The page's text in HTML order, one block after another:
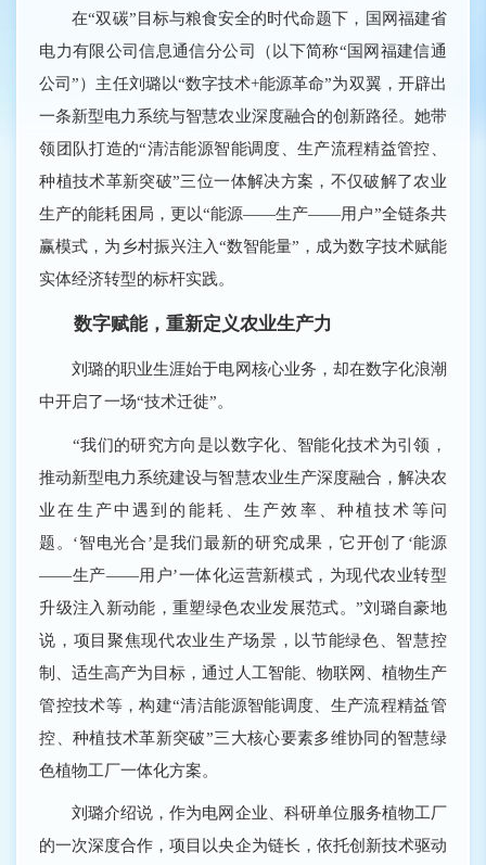
在“双碳”目标与粮食安全的时代命题下，国网福建省
电力有限公司信息通信分公司（以下简称“国网福建信通
公司”）主任刘璐以“数字技术+能源革命”为双翼，开辟出
一条新型电力系统与智慧农业深度融合的创新路径。她带
领团队打造的“清洁能源智能调度、生产流程精益管控、
种植技术革新突破”三位一体解决方案，不仅破解了农业
生产的能耗困局，更以“能源——生产——用户”全链条共
赢模式，为乡村振兴注入“数智能量”，成为数字技术赋能
实体经济转型的标杆实践。
数字赋能，重新定义农业生产力
刘璐的职业生涯始于电网核心业务，却在数字化浪潮
中开启了一场“技术迁徙”。
“我们的研究方向是以数字化、智能化技术为引领，
推动新型电力系统建设与智慧农业生产深度融合，解决农
业在生产中遇到的能耗、生产效率、种植技术等问
题。‘智电光合’是我们最新的研究成果，它开创了‘能源
——生产——用户’一体化运营新模式，为现代农业转型
升级注入新动能，重塑绿色农业发展范式。”刘璐自豪地
说，项目聚焦现代农业生产场景，以节能绿色、智慧控
制、适生高产为目标，通过人工智能、物联网、植物生产
管控技术等，构建“清洁能源智能调度、生产流程精益管
控、种植技术革新突破”三大核心要素多维协同的智慧绿
色植物工厂一体化方案。
刘璐介绍说，作为电网企业、科研单位服务植物工厂
的一次深度合作，项目以央企为链长，依托创新技术驱动